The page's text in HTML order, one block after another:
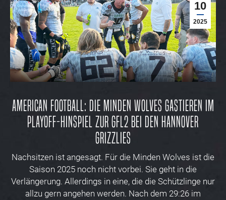
10
2025
American Football: Die Minden Wolves gastieren im
PlayOff-Hinspiel zur GFL2 bei den Hannover
Grizzlies
Nachsitzen ist angesagt. Für die Minden Wolves ist die
Saison 2025 noch nicht vorbei. Sie geht in die
Verlängerung. Allerdings in eine, die die Schützlinge nur
allzu gern angehen werden. Nach dem 29:26 im